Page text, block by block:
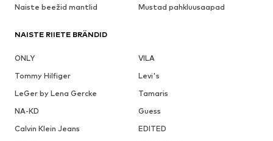
Naiste beežid mantlid Mustad pahkluusaapad
NAISTE RIIETE BRÄNDID
ONLY
VILA
Tommy Hilfiger
Levi's
LeGer by Lena Gercke
Tamaris
NA-KD
Guess
Calvin Klein Jeans
EDITED